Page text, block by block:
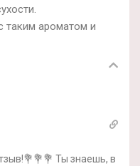
ароматом и
Ты знаешь, в